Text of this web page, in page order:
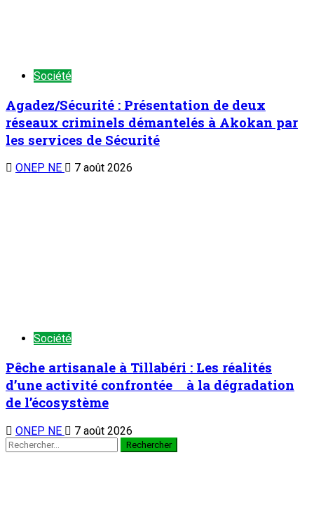
Société
Agadez/Sécurité : Présentation de deux
réseaux criminels démantelés à Akokan par
les services de Sécurité
ONEP NE 7 août 2026
Société
Pêche artisanale à Tillabéri : Les réalités
d’une activité confrontée à la dégradation
de l’écosystème
ONEP NE
7 août 2026
Rechercher :